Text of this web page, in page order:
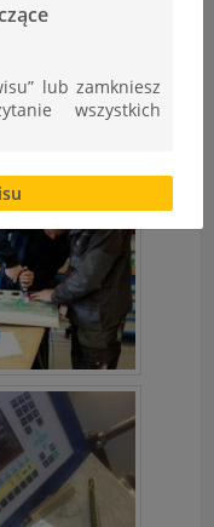
lub zamkniesz
wszystkich
plików
utrudnić lub
oraz
dostępne są cały